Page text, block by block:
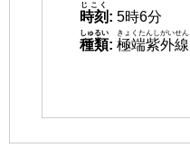
時刻
じこく
: 5時6分
種類
しゅるい
: 極端紫外線
きょくたんしがいせん